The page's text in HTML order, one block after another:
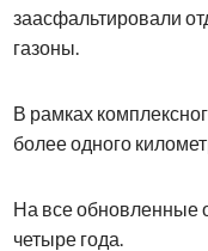
заасфальтировали
газоны.
В рамках
более одного
На все обновленные
четыре года.